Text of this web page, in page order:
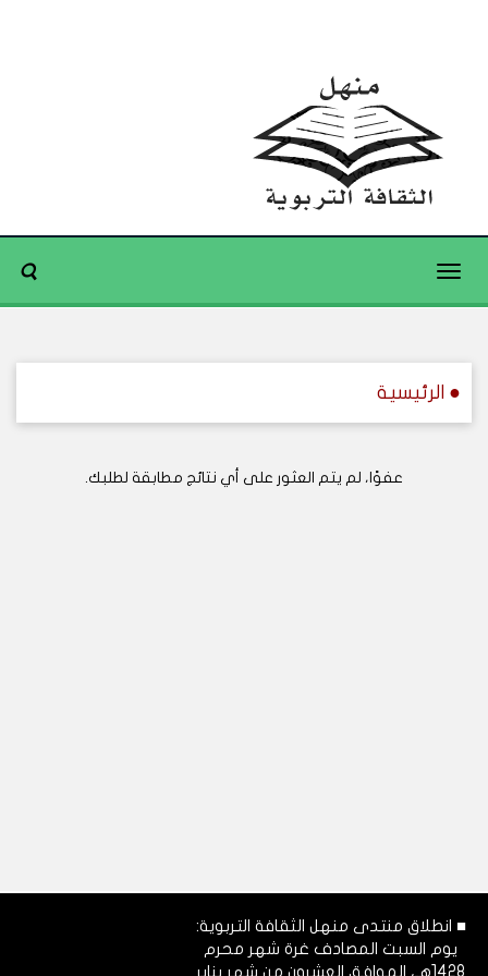
Toggle
● الرئيسية
عفوًا، لم يتم العثور على أي نتائج مطابقة لطلبك.
■ انطلاق منتدى منهل الثقافة التربوية:
يوم السبت المصادف غرة شهر محرم
1428هـ، الموافق العشرون من شهر يناير